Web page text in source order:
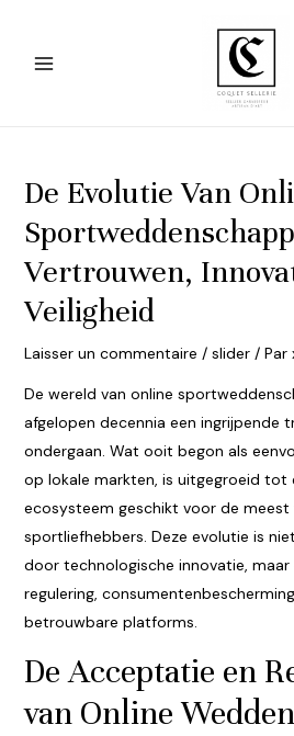
contenu
De Evolutie Van
Vertrouwen,
Veiligheid
Laisser un commentaire / slider/ Par
De wereld van online
afgelopen decennia een ingrijpende
ondergaan. Wat ooit begon als
op lokale markten, is uitgegroeid tot
ecosysteem geschikt voor de meest
sportliefhebbers. Deze evolutie is
door technologische innovatie,
regulering,
betrouwbare platforms.
De Acceptatie en
van Online